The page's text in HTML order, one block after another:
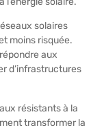
solaires
moins risquée.
aux
d’infrastructures
résistants à la
transformer la